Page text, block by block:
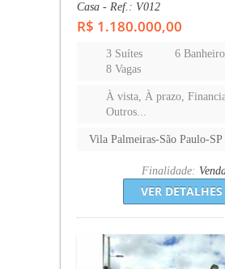
Casa - Ref.: V012
R$ 1.180.000,00
3 Suítes
6
8 Vagas
À vista, À prazo,
Outros...
Vila Palmeiras-São Paulo-SP
Finalidade:
VER DETALHES